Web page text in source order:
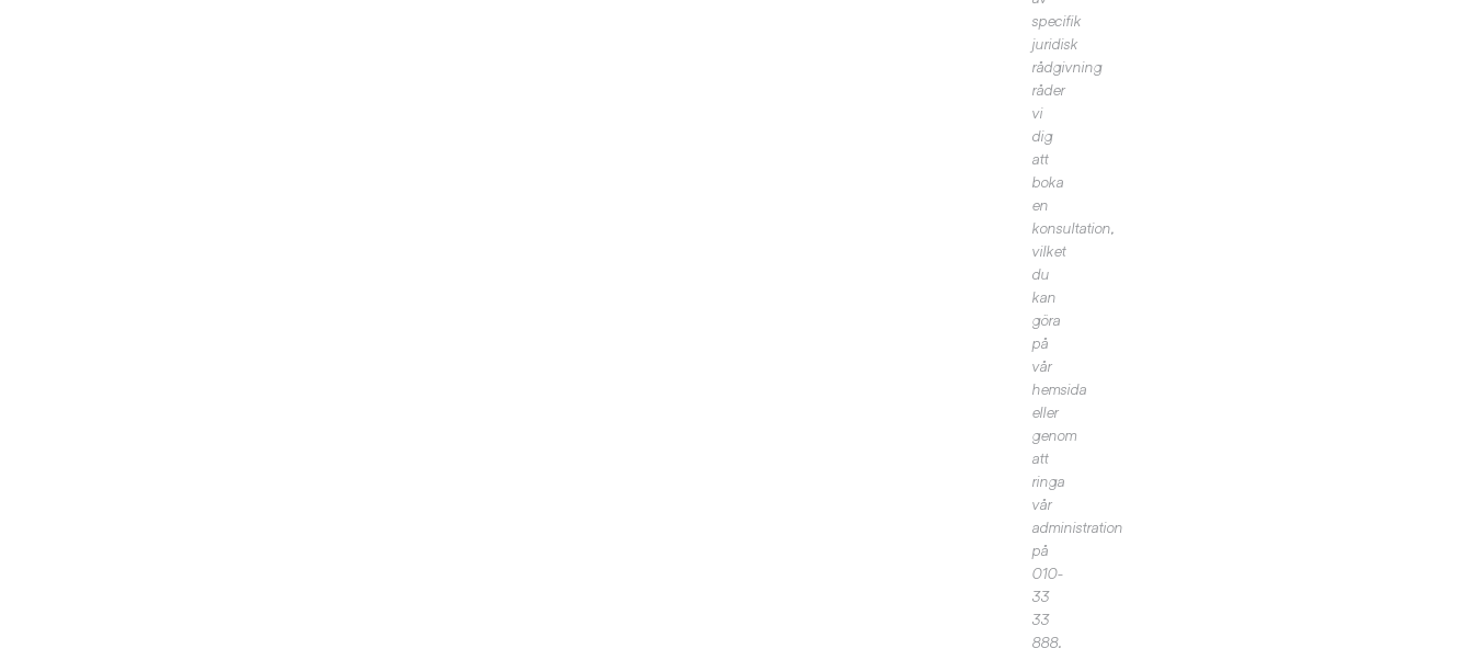
specifik
juridisk
rådgivning
råder
vi
dig
att
boka
en
konsultation,
vilket
du
kan
göra
på
vår
hemsida
eller
genom
att
ringa
vår
administration
på
010-
33
33
888.